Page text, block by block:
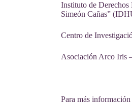
Instituto de Derechos
Simeón Cañas”
Centro de
Asociación Arco Iris
Para más información